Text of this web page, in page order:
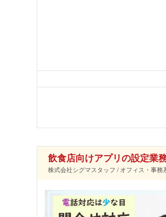
飲食店向けアプリの設定業
株式会社シグマスタッフ / オフィス・事務